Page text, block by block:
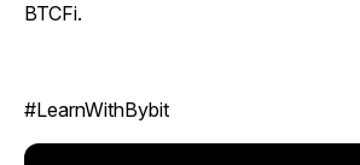
BTCFi.
#LearnWithBybit